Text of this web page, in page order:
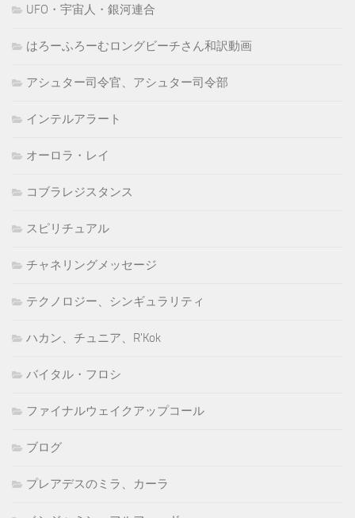
UFO・宇宙人・銀河連合
はろーふろーむロングビーチさん和訳動画
アシュター司令官、アシュター司令部
インテルアラート
オーロラ・レイ
コブラレジスタンス
スピリチュアル
チャネリングメッセージ
テクノロジー、シンギュラリティ
ハカン、チュニア、R'Kok
バイタル・フロシ
ファイナルウェイクアップコール
ブログ
プレアデスのミラ、カーラ